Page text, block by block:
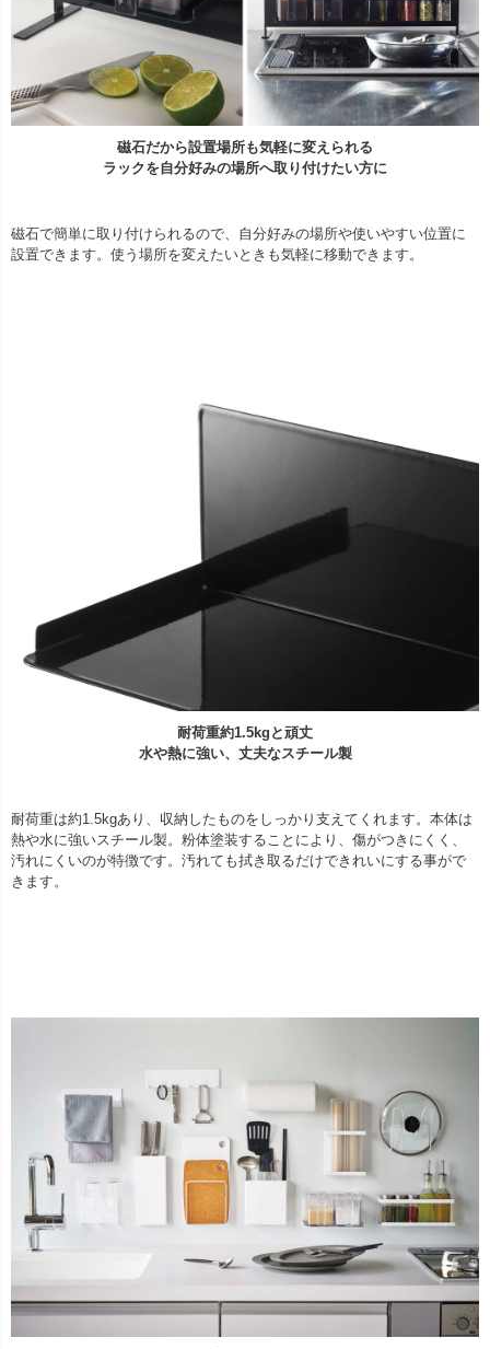
磁石だから設置場所も気軽に変えられる
ラックを自分好みの場所へ取り付けたい方に
磁石で簡単に取り付けられるので、自分好みの場所や使いやすい位置に
設置できます。使う場所を変えたいときも気軽に移動できます。
耐荷重約1.5kgと頑丈
水や熱に強い、丈夫なスチール製
耐荷重は約1.5kgあり、収納したものをしっかり支えてくれます。本体は
熱や水に強いスチール製。粉体塗装することにより、傷がつきにくく、
汚れにくいのが特徴です。汚れても拭き取るだけできれいにする事がで
きます。